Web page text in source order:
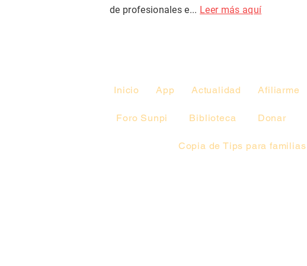
de profesionales e... Leer más aquí
Inicio App Actualidad Afiliarme
Foro Sunpi Biblioteca Donar
Copia de Tips para familias